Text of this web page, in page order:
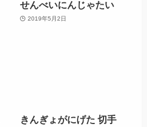
せんべいにんじゃたい
2019年5月2日
きんぎょがにげた 切手